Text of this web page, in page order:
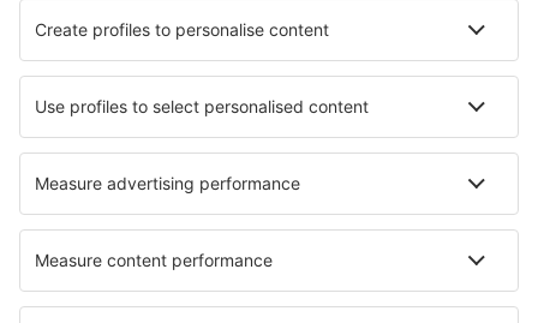
Unterkunft in Ostrau Unterkunft in San Marcos Sierra
Unterkunft in Jieh
Die besten Unterkünfte - Regionen
Unterkunft in Faro Unterkunft in Porto Santo
Unterkunft in Portugal Unterkunft auf Sao Miguel